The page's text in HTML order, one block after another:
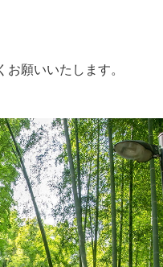
願いいたします。